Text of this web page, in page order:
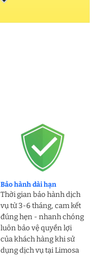
Bảo hành dài hạn
Thời gian bảo hành dịch
vụ từ 3-6 tháng, cam kết
đúng hẹn - nhanh chóng
luôn bảo vệ quyền lợi
của khách hàng khi sử
dụng dịch vụ tại Limosa